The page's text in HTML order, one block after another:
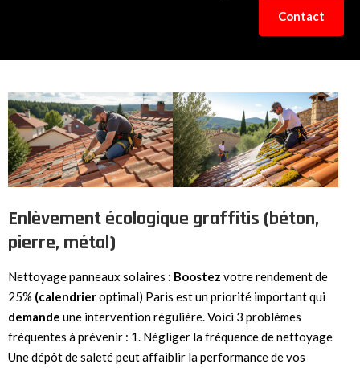
Contact
Enlèvement écologique graffitis (béton,
pierre, métal)
Nettoyage panneaux solaires : Boostez votre rendement de
25% (calendrieroptimal) Paris est un priorité important qui
demande une intervention régulière. Voici 3 problèmes
fréquentes à prévenir : 1. Négliger la fréquence de nettoyage
Une dépôt de saleté peut affaiblir la performance de vos